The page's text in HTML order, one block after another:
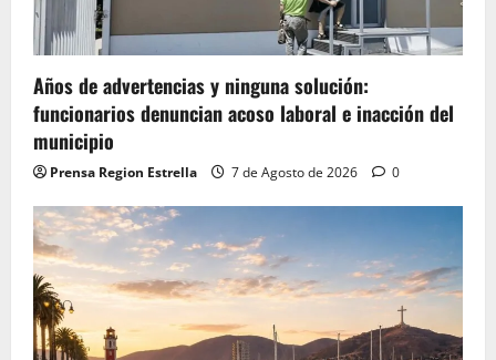
Años de advertencias y ninguna solución:
funcionarios denuncian acoso laboral e inacción del
municipio
Prensa Region Estrella 7 de Agosto de 2026 0